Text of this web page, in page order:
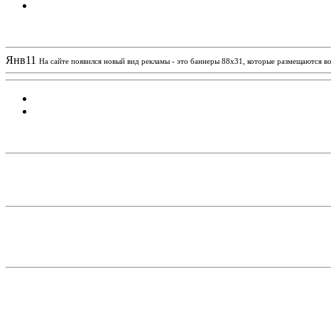
Янв11 На сайте появился новый вид рекламы - это баннеры 88х31, которые размещаются